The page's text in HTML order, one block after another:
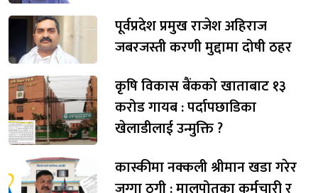
पूर्वप्रदेश प्रमुख राजेश अहिराज
जबरजस्ती करणी मुद्दामा दोषी ठहर
कृषि विकास बैंकको खाताबाट १३
करोड गायब : पर्दापछाडिका
खेलाडीलाई उन्मुक्ति ?
कास्कीमा नक्कली श्रीमान खडा गरेर